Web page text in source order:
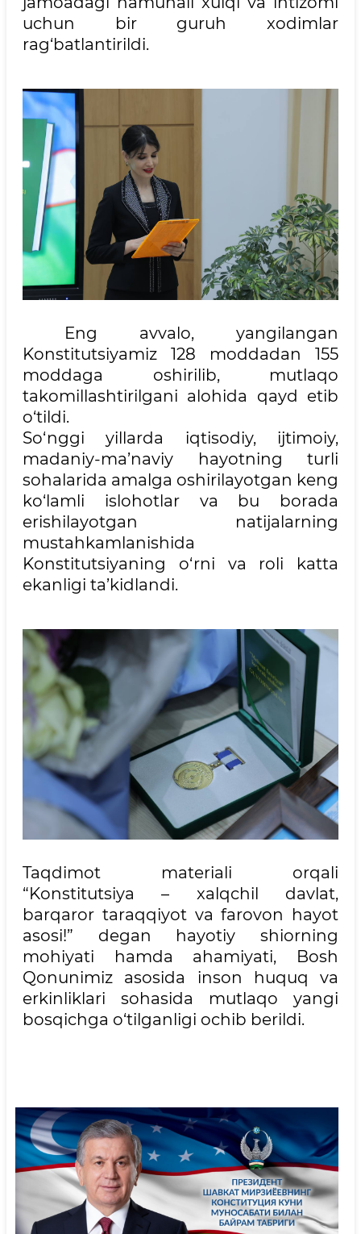
uchun bir guruh xodimlar
rag‘batlantirildi.
Eng avvalo, yangilangan
Konstitutsiyamiz 128 moddadan 155
moddaga oshirilib, mutlaqo
takomillashtirilgani alohida qayd etib
o‘tildi.
So‘nggi yillarda iqtisodiy, ijtimoiy,
madaniy-ma’naviy hayotning turli
sohalarida amalga oshirilayotgan keng
ko‘lamli islohotlar va bu borada
erishilayotgan natijalarning
mustahkamlanishida
Konstitutsiyaning o‘rni va roli katta
ekanligi ta’kidlandi.
Taqdimot materiali orqali
“Konstitutsiya – xalqchil davlat,
barqaror taraqqiyot va farovon hayot
asosi!” degan hayotiy shiorning
mohiyati hamda ahamiyati, Bosh
Qonunimiz asosida inson huquq va
erkinliklari sohasida mutlaqo yangi
bosqichga o‘tilganligi ochib berildi.